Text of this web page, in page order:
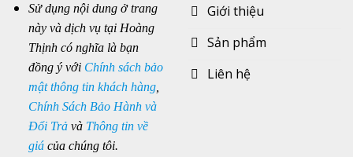
Sử dụng nội dung ở trang
này và dịch vụ tại Hoàng
Thịnh có nghĩa là bạn
đồng ý với Chính sách bảo
mật thông tin khách hàng,
Chính Sách Bảo Hành và
Đổi Trảvà Thông tin về
giácủa chúng tôi.
Giới thiệu
Sản phẩm
Liên hệ